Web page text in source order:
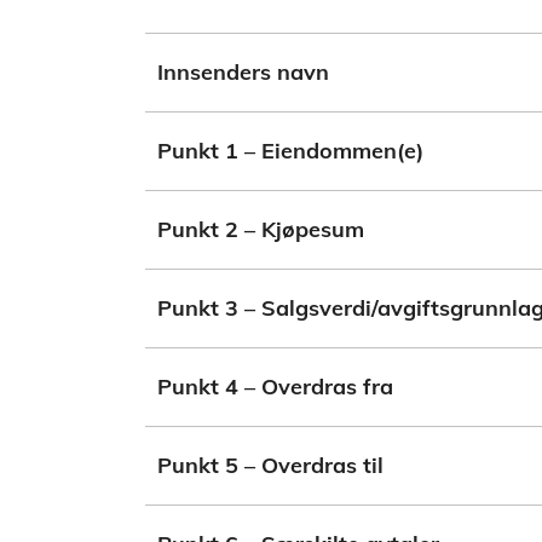
Innsenders navn
Punkt 1 – Eiendommen(e)
Punkt 2 – Kjøpesum
Punkt 3 – Salgsverdi/
Punkt 4 – Overdras fra
Punkt 5 – Overdras til